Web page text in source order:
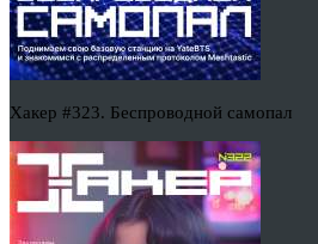
Хакер #323. Беспроводной самопал